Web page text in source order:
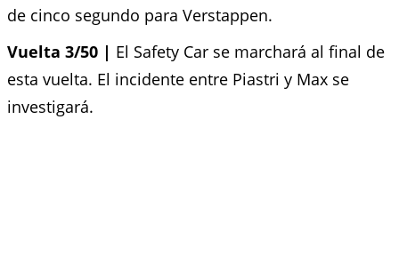
de cinco segundo para Verstappen.
Vuelta 3/50 | El Safety Car se marchará al final de
esta vuelta. El incidente entre Piastri y Max se
investigará.